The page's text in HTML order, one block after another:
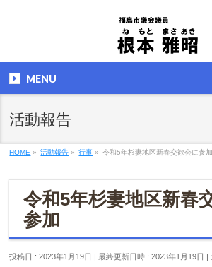
MENU
活動報告
HOME » 活動報告 » 行事 » 令和5年杉妻地区新春交歓会に参加
令和5年杉妻地区新春
参加
投稿日 : 2023年1月19日 最終更新日時 : 2023年1月19日